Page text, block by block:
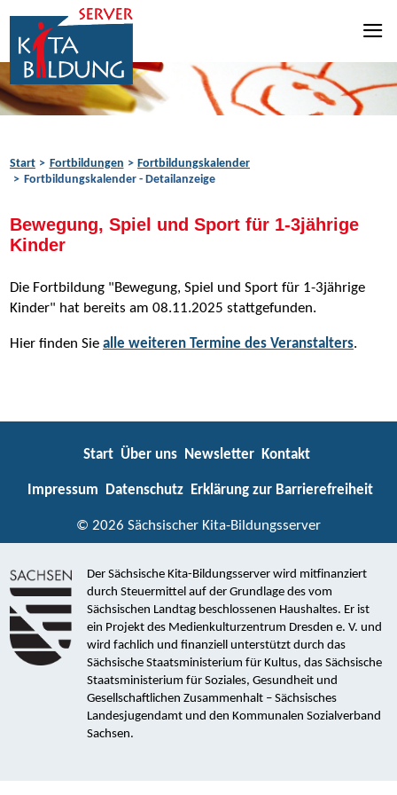
Zum Inhalt springen
Zur Navigation springen
Zum Fußbereich springen
Start Fortbildungen
Fortbildungskalender
Fortbildungskalender - Detailanzeige
Bewegung, Spiel und Sport für 1-3jährige
Kinder
Die Fortbildung "Bewegung, Spiel und Sport für 1-3jährige
Kinder" hat bereits am 08.11.2025 stattgefunden.
Hier finden Sie alle weiteren Termine des Veranstalters.
Start Über uns Newsletter Kontakt
Impressum Datenschutz Erklärung zur Barrierefreiheit
© 2026 Sächsischer Kita-Bildungsserver
Der Sächsische Kita-Bildungsserver wird mitfinanziert
durch Steuermittel auf der Grundlage des vom
Sächsischen Landtag beschlossenen Haushaltes. Er ist
ein Projekt des Medienkulturzentrum Dresden e. V. und
wird fachlich und finanziell unterstützt durch das
Sächsische Staatsministerium für Kultus, das Sächsische
Staatsministerium für Soziales, Gesundheit und
Gesellschaftlichen Zusammenhalt – Sächsisches
Landesjugendamt und den Kommunalen Sozialverband
Sachsen.